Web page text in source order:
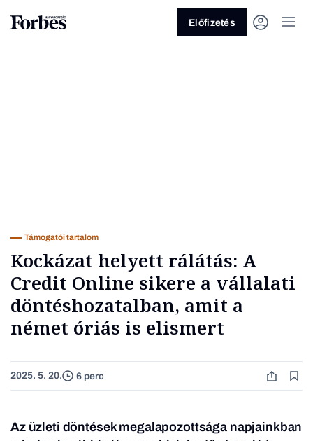
Üzlet
Előfizetés
Támogatói tartalom
Kockázat helyett rálátás: A
Credit Online sikere a vállalati
döntéshozatalban, amit a
német óriás is elismert
2025. 5. 20. 6 perc
Az üzleti döntések megalapozottsága napjainkban